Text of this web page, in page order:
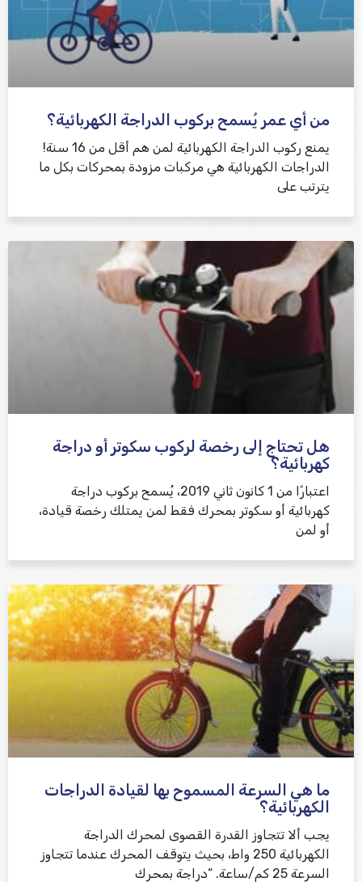
من أي عمر يُسمح بركوب الدراجة الكهربائية؟
يمنع ركوب الدراجة الكهربائية لمن هم أقل من 16 سنة!
الدراجات الكهربائية هي مركبات مزودة بمحركات بكل ما
يترتب على
هل تحتاج إلى رخصة لركوب سكوتر أو دراجة
كهربائية؟
اعتبارًا من 1 كانون ثاني 2019، يُسمح بركوب دراجة
كهربائية أو سكوتر بمحرك فقط لمن يمتلك رخصة قيادة،
أو لمن
ما هي السرعة المسموح بها لقيادة الدراجات
الكهربائية؟
يجب ألا تتجاوز القدرة القصوى لمحرك الدراجة
الكهربائية 250 واط، بحيث يتوقف المحرك عندما تتجاوز
السرعة 25 كم/ساعة. “دراجة بمحرك